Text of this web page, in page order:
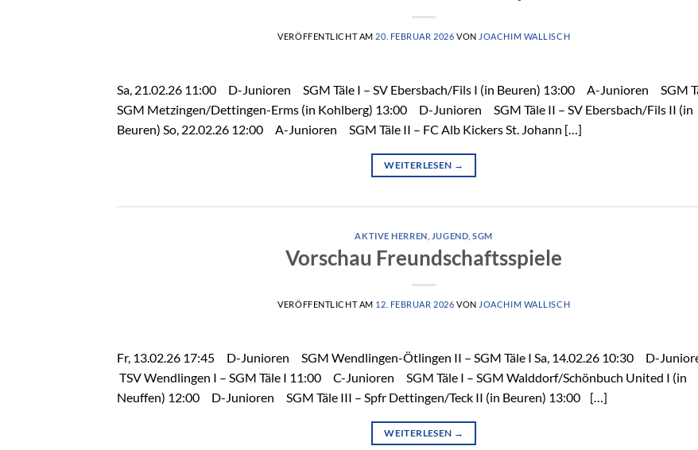
VERÖFFENTLICHT AM 20. FEBRUAR 2026 VON JOACHIM WALLISCH
Sa, 21.02.26 11:00 D-Junioren SGM Täle I – SV Ebersbach/Fils I (in Beuren) 13:00 A-Junioren SGM
SGM Metzingen/Dettingen-Erms (in Kohlberg) 13:00 D-Junioren SGM Täle II – SV Ebersbach/Fils II (in
Beuren) So, 22.02.26 12:00 A-Junioren SGM Täle II – FC Alb Kickers St. Johann […]
WEITERLESEN →
AKTIVE HERREN JUGEND ,SGM
Vorschau Freundschaftsspiele
VERÖFFENTLICHT AM 12. FEBRUAR 2026 VON JOACHIM WALLISCH
Fr, 13.02.26 17:45 D-Junioren SGM Wendlingen-Ötlingen II – SGM Täle I Sa, 14.02.26 10:30 D-
TSV Wendlingen I – SGM Täle I 11:00 C-Junioren SGM Täle I – SGM Walddorf/Schönbuch United I (in
Neuffen) 12:00 D-Junioren SGM Täle III – Spfr Dettingen/Teck II (in Beuren) 13:00 […]
WEITERLESEN →